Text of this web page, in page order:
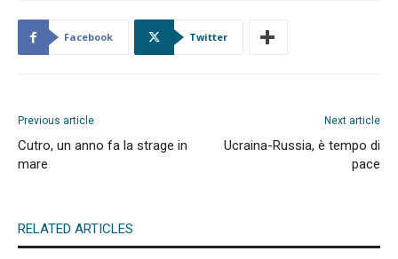
Facebook Twitter
Previous article
Cutro, un anno fa la strage in
mare
Next article
Ucraina-Russia, è tempo di
pace
RELATED ARTICLES